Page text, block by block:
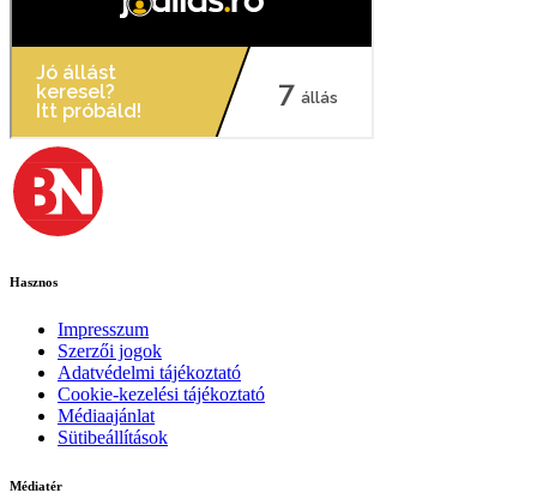
Hasznos
Impresszum
Szerzői jogok
Adatvédelmi tájékoztató
Cookie-kezelési tájékoztató
Médiaajánlat
Sütibeállítások
Médiatér